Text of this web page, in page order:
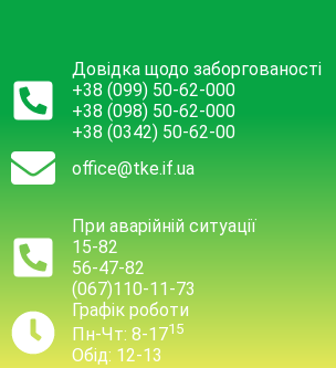
Довідка щодо заборгованості
+38 (099) 50-62-000
+38 (098) 50-62-000
+38 (0342) 50-62-00
office@tke.if.ua
При аварійній ситуації
15-82
56-47-82
(067)110-11-73
Графік роботи
Пн-Чт: 8-1715
Обід: 12-13